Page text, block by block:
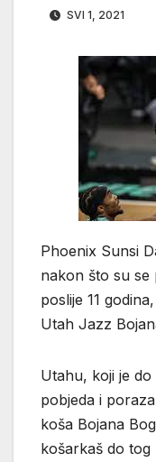
SVI 1, 2021
Phoenix Sunsi
nakon što su se
poslije 11
Utah Jazz
Utahu, koji je
pobjeda i
koša Bojana
košarkaš do tog